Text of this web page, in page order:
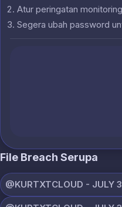
Atur peringatan
Segera ubah password
File Breach Serupa
@KURTXTCLOUD - JULY